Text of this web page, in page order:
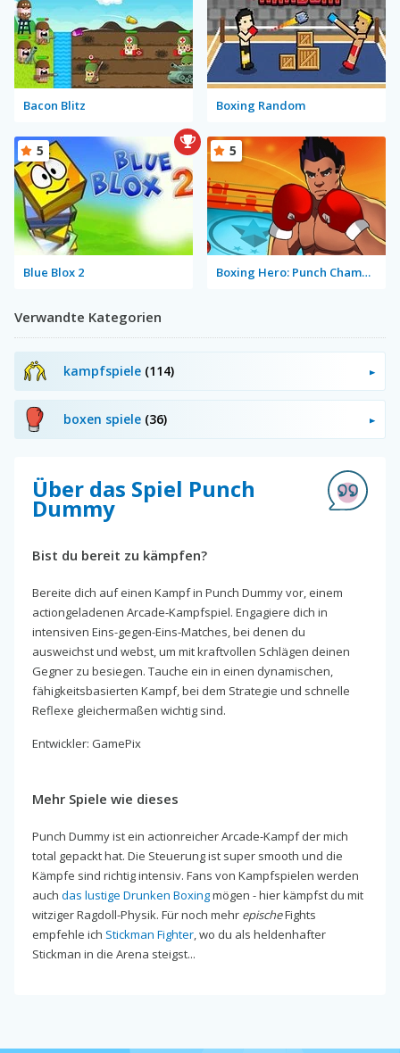
Bacon Blitz Boxing Random
Blue Blox 2
5
Boxing Hero: Punch Champions
5
Verwandte Kategorien
kampfspiele (114)
boxen spiele (36)
Über das Spiel Punch
Dummy
Bist du bereit zu kämpfen?
Bereite dich auf einen Kampf in Punch Dummy vor, einem
actiongeladenen Arcade-Kampfspiel. Engagiere dich in
intensiven Eins-gegen-Eins-Matches, bei denen du
ausweichst und webst, um mit kraftvollen Schlägen deinen
Gegner zu besiegen. Tauche ein in einen dynamischen,
fähigkeitsbasierten Kampf, bei dem Strategie und schnelle
Reflexe gleichermaßen wichtig sind.
Entwickler: GamePix
Mehr Spiele wie dieses
Punch Dummy ist ein actionreicher Arcade-Kampf der mich
total gepackt hat. Die Steuerung ist super smooth und die
Kämpfe sind richtig intensiv. Fans von Kampfspielen werden
auch das lustige Drunken Boxingmögen - hier kämpfst du mit
witziger Ragdoll-Physik. Für noch mehr epischeFights
empfehle ich Stickman Fighter, wo du als heldenhafter
Stickman in die Arena steigst...